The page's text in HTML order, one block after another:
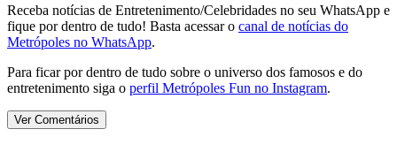
Receba notícias de Entretenimento/Celebridades no seu WhatsApp e
fique por dentro de tudo! Basta acessar o canal de notícias do
Metrópoles no WhatsApp.
Para ficar por dentro de tudo sobre o universo dos famosos e do
entretenimento siga o perfil Metrópoles Fun no Instagram.
Ver Comentários